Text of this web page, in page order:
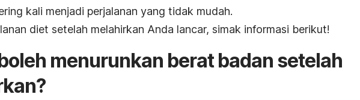
kali menjadi perjalanan yang tidak mudah.
diet setelah melahirkan Anda lancar, simak informasi berikut!
menurunkan berat badan setelah